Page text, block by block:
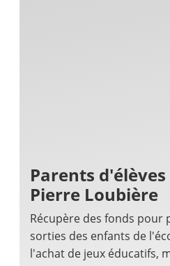
Parents
Pierre Loubière
Récupère des fonds pour
sorties des enfants de
l'achat de jeux éducatifs,